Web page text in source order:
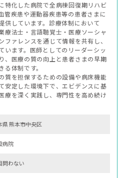
特化した病院で全病棟回復期リハビ
管疾患や運動器疾患等の患者さまに
供しています。診療体制において
療法士・言語聴覚士・医療ソーシャ
ファレンスを通じて情報を共有し、
います。医師としてのリーダーシッ
、医療の質の向上と患者さまの早期
体制です。
質を担保するための設備や病床機能
安定した環境下で、エビデンスに基
療を深く実践し、専門性を高め続け
県 熊本市中央区
病院
問わない